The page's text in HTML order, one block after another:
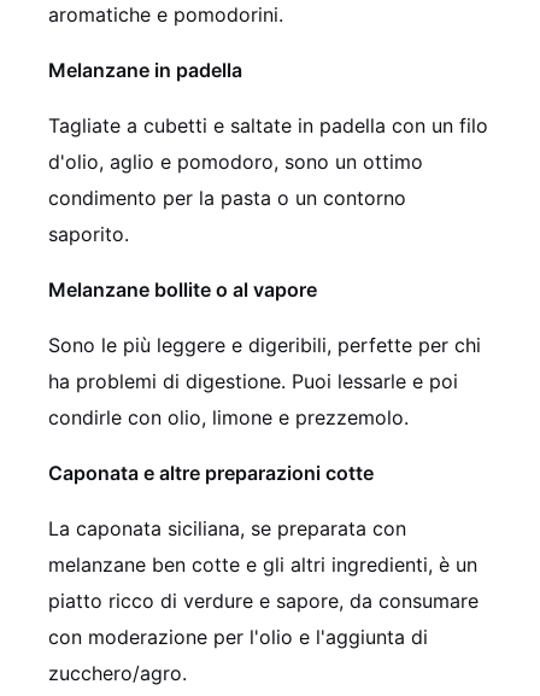
aromatiche e pomodorini.
Melanzane in padella
Tagliate a cubetti e saltate in padella con un filo
d'olio, aglio e pomodoro, sono un ottimo
condimento per la pasta o un contorno
saporito.
Melanzane bollite o al vapore
Sono le più leggere e digeribili, perfette per chi
ha problemi di digestione. Puoi lessarle e poi
condirle con olio, limone e prezzemolo.
Caponata e altre preparazioni cotte
La caponata siciliana, se preparata con
melanzane ben cotte e gli altri ingredienti, è un
piatto ricco di verdure e sapore, da consumare
con moderazione per l'olio e l'aggiunta di
zucchero/agro.